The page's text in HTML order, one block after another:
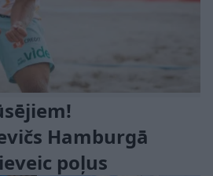
Hamburgā
poļus